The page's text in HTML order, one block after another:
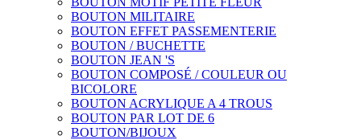
BOUTON MILITAIRE
BOUTON EFFET PASSEMENTERIE
BOUTON / BUCHETTE
BOUTON JEAN 'S
BOUTON COMPOSÉ / COULEUR OU
BICOLORE
BOUTON ACRYLIQUE A 4 TROUS
BOUTON PAR LOT DE 6
BOUTON/BIJOUX